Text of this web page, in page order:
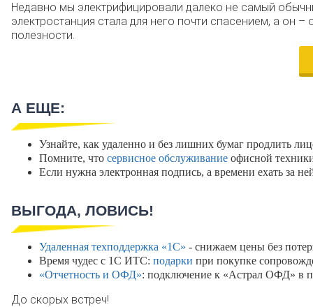
Недавно мы электрифицировали далеко не самый
электростанция стала для него почти спасением, а он
полезности.
А ЕЩЕ:
Узнайте, как удаленно и без лишних бумаг продлить
Помните, что сервисное обслуживание офисной
Если нужна электронная подпись, а времени ехать за
ВЫГОДА, ЛОВИСЬ!
Удаленная техподдержка «1С» - снижаем цены без
Время чудес с 1С ИТС: подарки при покупке
«Отчетность и ОФД»: подключение к «Астрал ОФД» в
До скорых встреч!